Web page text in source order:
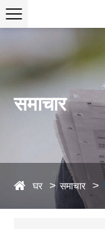
समाचार
घर समाचार